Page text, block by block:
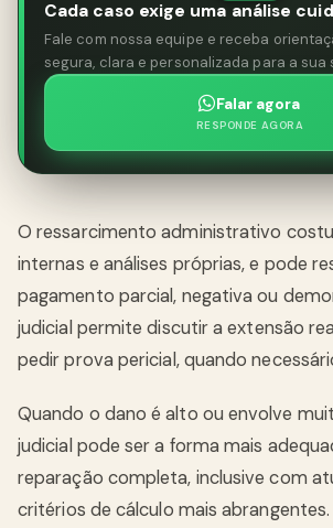
Cada caso exige uma análise
Fale com nossa equipe e receba
segura, clara e personalizada para a sua
Falar agora
RESPONDE AGORA
O ressarcimento administrativo
internas e análises próprias, e pode
pagamento parcial, negativa ou
judicial permite discutir a extensão
pedir prova pericial, quando
Quando o dano é alto ou envolve
judicial pode ser a forma mais
reparação completa, inclusive com
critérios de cálculo mais abrangentes.